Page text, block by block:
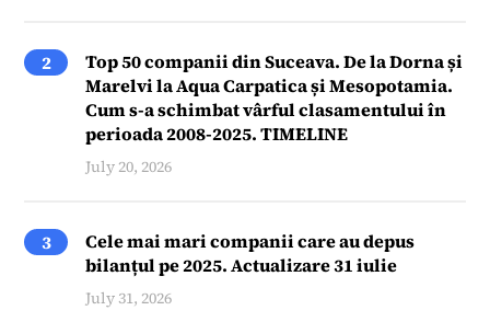
2
Top 50 companii din Suceava. De la Dorna și
Marelvi la Aqua Carpatica și Mesopotamia.
Cum s-a schimbat vârful clasamentului în
perioada 2008-2025. TIMELINE
July 20, 2026
3
Cele mai mari companii care au depus
bilanțul pe 2025. Actualizare 31 iulie
July 31, 2026